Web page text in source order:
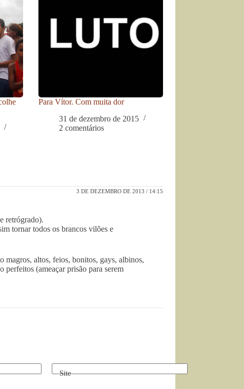
Para Vítor. Com muita dor
31 de dezembro de 2015
2 comentários
3 DE DEZEMBRO DE 2013 / 14:15
retrógrado).
tornar todos os brancos vilões e
magros, altos, feios, bonitos, gays, albinos,
perfeitos (ameaçar prisão para serem
Site